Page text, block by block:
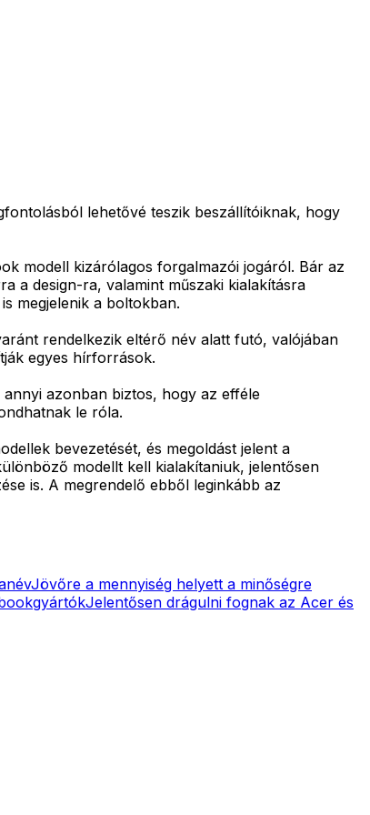
lehetővé teszik beszállítóiknak, hogy
modell kizárólagos forgalmazói jogáról. Bár az
a design-ra, valamint műszaki kialakításra
megjelenik a boltokban.
rendelkezik eltérő név alatt futó, valójában
egyes hírforrások.
azonban biztos, hogy az efféle
le róla.
bevezetését, és megoldást jelent a
modellt kell kialakítaniuk, jelentősen
is. A megrendelő ebből leginkább az
Jövőre a mennyiség helyett a minőségre
Jelentősen drágulni fognak az Acer és